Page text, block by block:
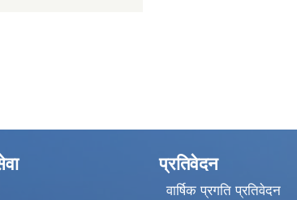
प्रतिवेदन
वार्षिक प्रगति प्रतिवेदन